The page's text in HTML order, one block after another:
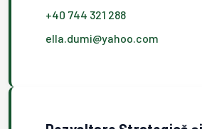
+40 744 321 288
ella.dumi@yahoo.com